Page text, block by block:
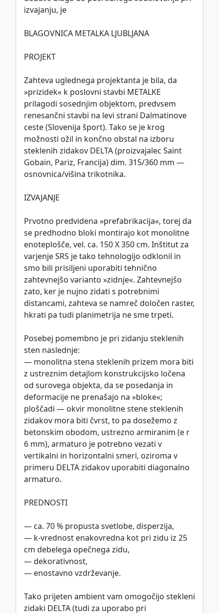
Politika piškotkov
izvajanju, je
BLAGOVNICA METALKA LJUBLJANA
PROJEKT
Zahteva uglednega projektanta je bila, da
»prizidek« k poslovni stavbi METALKE
prilagodi sosednjim objektom, predvsem
renesančni stavbi na levi strani Dalmatinove
ceste (Slovenija šport). Tako se je krog
možnosti ožil in končno obstal na izboru
steklenih zidakov DELTA (proizvajalec Saint
Gobain, Pariz, Francija) dim. 315/360 mm —
osnovnica/višina trikotnika.
IZVAJANJE
Prvotno predvidena »prefabrikacija«, torej da
se predhodno bloki montirajo kot monolitne
enoteplošče, vel. ca. 150 X 350 cm. Inštitut za
varjenje SRS je tako tehnologijo odklonil in
smo bili prisiljeni uporabiti tehnično
zahtevnejšo varianto »zidnje«. Zahtevnejšo
zato, ker je nujno zidati s potrebnimi
distancami, zahteva se namreč določen raster,
hkrati pa tudi planimetrija ne sme trpeti.
Posebej pomembno je pri zidanju steklenih
sten naslednje:
— monolitna stena steklenih prizem mora biti
z ustreznim detajlom konstrukcijsko ločena
od surovega objekta, da se posedanja in
deformacije ne prenašajo na »bloke«;
ploščadi — okvir monolitne stene steklenih
zidakov mora biti čvrst, to pa dosežemo z
betonskim obodom, ustrezno armiranim (e r
6 mm), armaturo je potrebno vezati v
vertikalni in horizontalni smeri, oziroma v
primeru DELTA zidakov uporabiti diagonalno
armaturo.
PREDNOSTI
— ca. 70 % propusta svetlobe, disperzija,
— k-vrednost enakovredna kot pri zidu iz 25
cm debelega opečnega zidu,
— dekorativnost,
— enostavno vzdrževanje.
Tako prijeten ambient vam omogočijo stekleni
zidaki DELTA (tudi za uporabo pri